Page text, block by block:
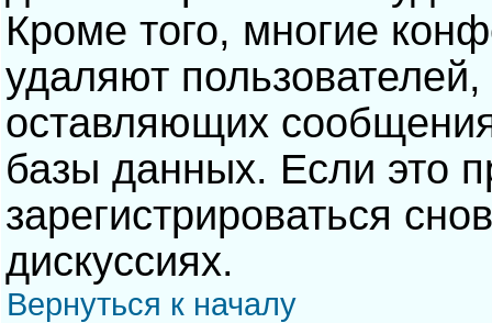
Кроме того, многие
удаляют
оставляющих
базы данных. Если это
зарегистрироваться
дискуссиях.
Вернуться к началу